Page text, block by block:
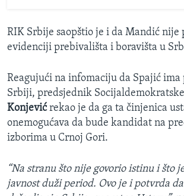
RIK Srbije saopštio je i da Mandić nije
evidenciji prebivališta i boravišta u
Reagujući na infomaciju da Spajić
Srbiji, predsjednik
Konjevićrekao je da ga ta činjenica
onemogućava da bude kandidat na
izborima u Crnoj Gori.
“Na stranu što nije govorio istinu i što
javnost duži period. Ovo je i potvrda